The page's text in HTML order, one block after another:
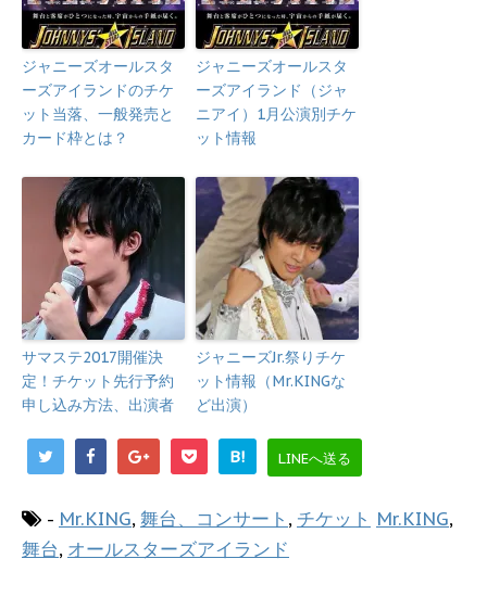
ジャニーズオールスタ
ーズアイランドのチケ
ット当落、一般発売と
カード枠とは？
ジャニーズオールスタ
ーズアイランド（ジャ
ニアイ）1月公演別チケ
ット情報
サマステ2017開催決
定！チケット先行予約
申し込み方法、出演者
ジャニーズJr.祭りチケ
ット情報（Mr.KINGな
ど出演）
B! LINEへ送る
- Mr.KING, 舞台、コンサート , チケット Mr.KING,
舞台, オールスターズアイランド